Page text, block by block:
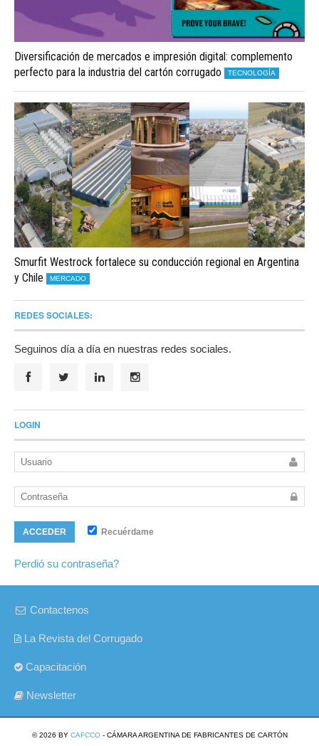
Diversificación de mercados e impresión digital: complemento
perfecto para la industria del cartón corrugado
TECNOLOGÍA
Smurfit Westrock fortalece su conducción regional en Argentina
y Chile
MERCADO
REDES SOCIALES:
Seguinos día a día en nuestras redes sociales.
LOGIN
ACCEDER Recuérdame
Perdió su contraseña?
Contactenos
La Revista del Corrugado
Capacitación
Newsletter
© 2026 BY CAFCCO- CÁMARA ARGENTINA DE FABRICANTES DE CARTÓN